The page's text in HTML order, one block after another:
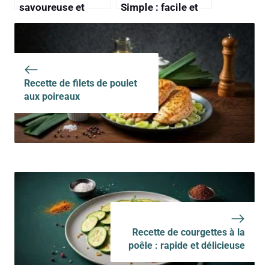
savoureuse et
facile à réaliser
Simple : facile et
Rapide à Réaliser
Recette de filets de poulet
aux poireaux
Recette de courgettes à la
poêle : rapide et délicieuse